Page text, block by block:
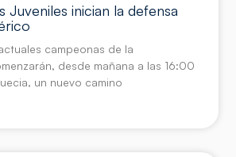
Juveniles inician la defensa
campeonas de la
desde mañana a las 16:00
un nuevo camino